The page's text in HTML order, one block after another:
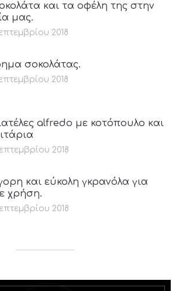
και τα οφέλη της στην
μας.
2018
σοκολάτας.
2018
alfredo με κοτόπουλο και
2018
και εύκολη γκρανόλα για
χρήση.
2018